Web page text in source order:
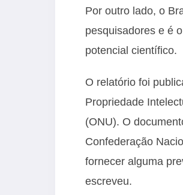
Por outro lado, o
pesquisadores e é
potencial científico.
O relatório foi
Propriedade
(ONU). O
Confederação
fornecer alguma
escreveu.